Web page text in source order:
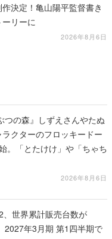
決定！亀山陽平監督書き
リーに
2026年8月6日
つの森』しずえさんやたぬ
クターのフロッキードー
。「とたけけ」や「ちゃち
2026年8月6日
、世界累計販売台数が
2027年3月期 第1四半期で